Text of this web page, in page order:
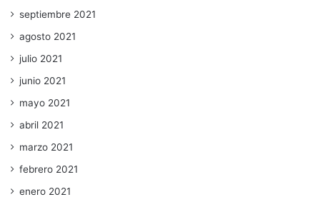
septiembre 2021
agosto 2021
julio 2021
junio 2021
mayo 2021
abril 2021
marzo 2021
febrero 2021
enero 2021